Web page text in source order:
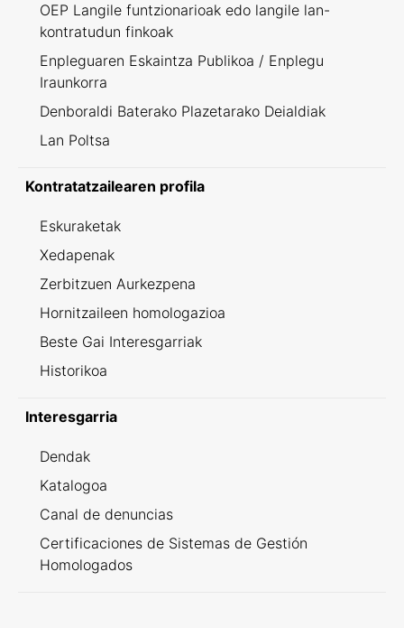
OEP Langile funtzionarioak edo langile lan-
kontratudun finkoak
Enpleguaren Eskaintza Publikoa / Enplegu
Iraunkorra
Denboraldi Baterako Plazetarako Deialdiak
Lan Poltsa
Kontratatzailearen profila
Eskuraketak
Xedapenak
Zerbitzuen Aurkezpena
Hornitzaileen homologazioa
Beste Gai Interesgarriak
Historikoa
Interesgarria
Dendak
Katalogoa
Canal de denuncias
Certificaciones de Sistemas de Gestión
Homologados